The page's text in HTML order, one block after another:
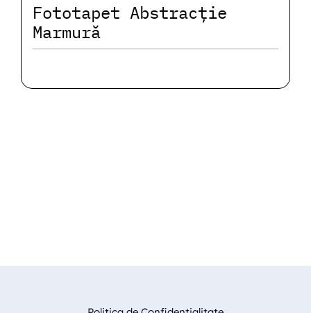
Fototapet Abstracție
Marmură